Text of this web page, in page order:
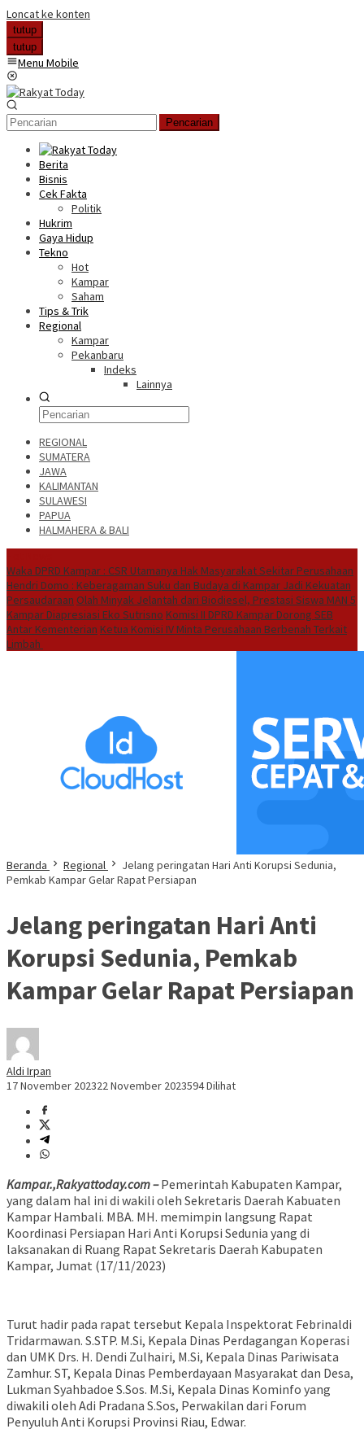
Loncat ke konten
tutup
tutup
Menu Mobile
Pencarian
Berita
Bisnis
Cek Fakta
Politik
Hukrim
Gaya Hidup
Tekno
Hot
Kampar
Saham
Tips & Trik
Regional
Kampar
Pekanbaru
Indeks
Lainnya
REGIONAL
SUMATERA
JAWA
KALIMANTAN
SULAWESI
PAPUA
HALMAHERA & BALI
Waka DPRD Kampar : CSR Utamanya Hak Masyarakat Sekitar Perusahaan
Hendri Domo : Keberagaman Suku dan Budaya di Kampar Jadi Kekuatan
Persaudaraan Olah Minyak Jelantah dari Biodiesel, Prestasi Siswa MAN 5
Kampar Diapresiasi Eko Sutrisno Komisi II DPRD Kampar Dorong SEB
Antar Kementerian Ketua Komisi IV Minta Perusahaan Berbenah Terkait
Limbah
Beranda Regional
Jelang peringatan Hari Anti Korupsi Sedunia,
Pemkab Kampar Gelar Rapat Persiapan
Jelang peringatan Hari Anti
Korupsi Sedunia, Pemkab
Kampar Gelar Rapat Persiapan
Aldi Irpan
17 November 202322 November 2023594 Dilihat
Kampar.,Rakyattoday.com – Pemerintah Kabupaten Kampar,
yang dalam hal ini di wakili oleh Sekretaris Daerah Kabuaten
Kampar Hambali. MBA. MH. memimpin langsung Rapat
Koordinasi Persiapan Hari Anti Korupsi Sedunia yang di
laksanakan di Ruang Rapat Sekretaris Daerah Kabupaten
Kampar, Jumat (17/11/2023)
Turut hadir pada rapat tersebut Kepala Inspektorat Febrinaldi
Tridarmawan. S.STP. M.Si, Kepala Dinas Perdagangan Koperasi
dan UMK Drs. H. Dendi Zulhairi, M.Si, Kepala Dinas Pariwisata
Zamhur. ST, Kepala Dinas Pemberdayaan Masyarakat dan Desa,
Lukman Syahbadoe S.Sos. M.Si, Kepala Dinas Kominfo yang
diwakili oleh Adi Pradana S.Sos, Perwakilan dari Forum
Penyuluh Anti Korupsi Provinsi Riau, Edwar.